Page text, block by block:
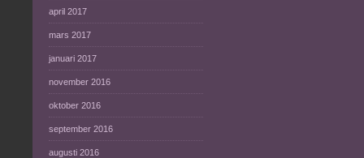
april 2017
mars 2017
januari 2017
november 2016
oktober 2016
september 2016
augusti 2016